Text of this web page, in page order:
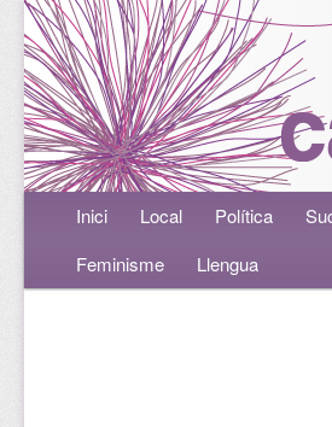
Menú principalAneu al contingut principal
Aneu al contingut secundari
Inici Local Política
Feminisme
Llengua